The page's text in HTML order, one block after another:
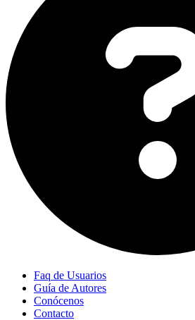
Faq de Usuarios
Guía de Autores
Conócenos
Contacto